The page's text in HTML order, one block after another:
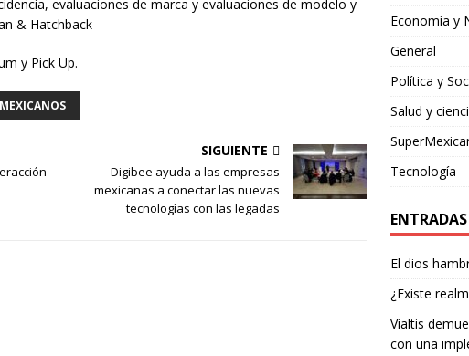
evaluaciones de marca y evaluaciones de modelo y
& Hatchback
y Pick Up.
MEXICANOS
SIGUIENTE
Digibee ayuda a las empresas
mexicanas a conectar las nuevas
tecnologías con las legadas
Economía y
General
Política y
Salud y
Tecnología
El dios
¿Existe
Vialtis
con una